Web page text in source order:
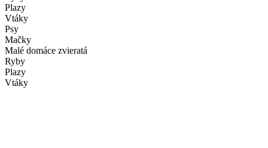
Plazy
Vtáky
Psy
Mačky
Malé domáce zvieratá
Ryby
Plazy
Vtáky